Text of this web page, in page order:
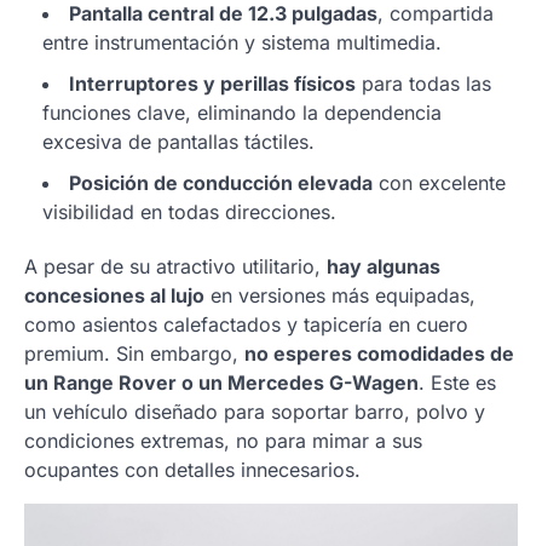
Pantalla central de 12.3 pulgadas, compartida
entre instrumentación y sistema multimedia.
Interruptores y perillas físicos para todas las
funciones clave, eliminando la dependencia
excesiva de pantallas táctiles.
Posición de conducción elevada con excelente
visibilidad en todas direcciones.
A pesar de su atractivo utilitario, hay algunas
concesiones al lujo en versiones más equipadas,
como asientos calefactados y tapicería en cuero
premium. Sin embargo, no esperes comodidades de
un Range Rover o un Mercedes G-Wagen. Este es
un vehículo diseñado para soportar barro, polvo y
condiciones extremas, no para mimar a sus
ocupantes con detalles innecesarios.